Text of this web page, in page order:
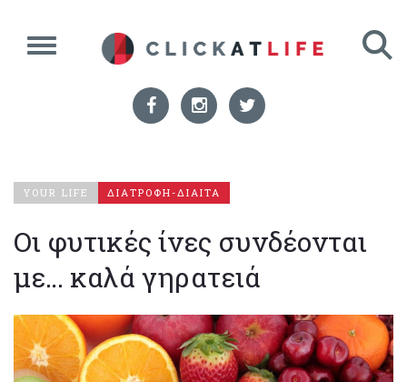
YOUR LIFE ΔΙΑΤΡΟΦΗ-ΔΙΑΙΤΑ
Οι φυτικές ίνες συνδέονται
με… καλά γηρατειά